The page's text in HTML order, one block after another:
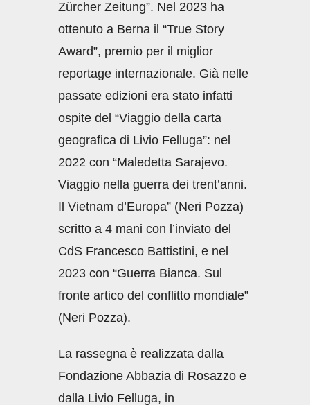
Zürcher Zeitung”. Nel 2023 ha
ottenuto a Berna il “True Story
Award”, premio per il miglior
reportage internazionale. Già nelle
passate edizioni era stato infatti
ospite del “Viaggio della carta
geografica di Livio Felluga”: nel
2022 con “Maledetta Sarajevo.
Viaggio nella guerra dei trent’anni.
Il Vietnam d’Europa” (Neri Pozza)
scritto a 4 mani con l’inviato del
CdS Francesco Battistini, e nel
2023 con “Guerra Bianca. Sul
fronte artico del conflitto mondiale”
(Neri Pozza).
La rassegna è realizzata dalla
Fondazione Abbazia di Rosazzo e
dalla Livio Felluga, in